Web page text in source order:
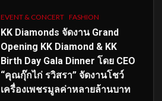
EVENT & CONCERT FASHION
KK Diamonds จัดงาน Grand
Opening KK Diamond & KK
Birth Day Gala Dinner โดย CEO
“คุณกุ๊กไก่ รวิสรา” จัดงานโชว์
เครื่องเพชรมูลค่าหลายล้านบาท